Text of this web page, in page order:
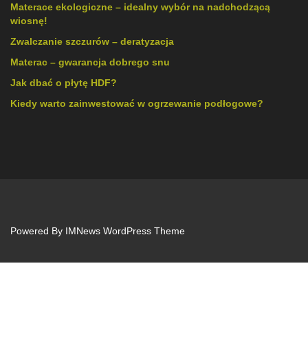
Materace ekologiczne – idealny wybór na nadchodzącą
wiosnę!
Zwalczanie szczurów – deratyzacja
Materac – gwarancja dobrego snu
Jak dbać o płytę HDF?
Kiedy warto zainwestować w ogrzewanie podłogowe?
Powered By IMNews WordPress Theme